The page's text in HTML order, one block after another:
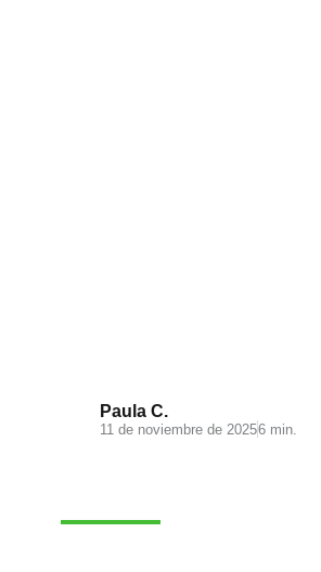
Paula C.
11 de noviembre de 20256 min.